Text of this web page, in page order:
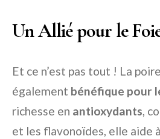
Un Allié pour le
Et ce n’est pas tout ! La
également bénéfique pour
richesse en antioxydants,
et les flavonoïdes, elle aide